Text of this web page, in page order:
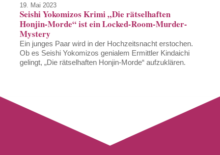
19. Mai 2023
Seishi Yokomizos Krimi „Die rätselhaften
Honjin-Morde“ ist ein Locked-Room-Murder-
Mystery
Ein junges Paar wird in der Hochzeitsnacht erstochen.
Ob es Seishi Yokomizos genialem Ermittler Kindaichi
gelingt, „Die rätselhaften Honjin-Morde“ aufzuklären.